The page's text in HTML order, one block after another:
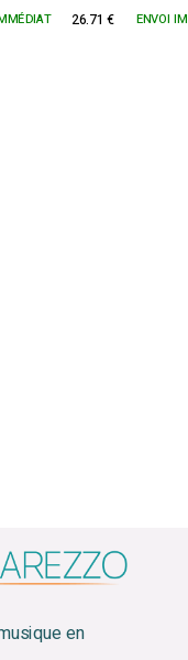
26.71 € ENVOI
en